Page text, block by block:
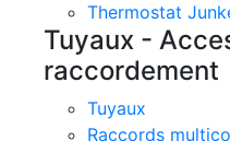
Thermostat
Tuyaux -
raccordement
Tuyaux
Raccords